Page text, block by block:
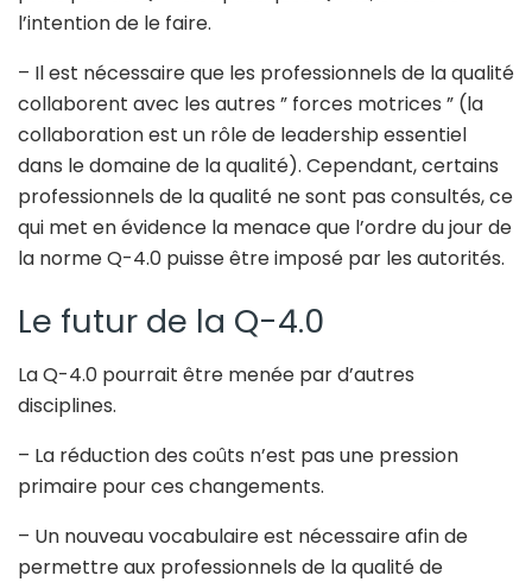
l’intention de le faire.
– Il est nécessaire que les professionnels de la qualité
collaborent avec les autres ” forces motrices ” (la
collaboration est un rôle de leadership essentiel
dans le domaine de la qualité). Cependant, certains
professionnels de la qualité ne sont pas consultés, ce
qui met en évidence la menace que l’ordre du jour de
la norme Q-4.0 puisse être imposé par les autorités.
Le futur de la Q-4.0
La Q-4.0 pourrait être menée par d’autres
disciplines.
– La réduction des coûts n’est pas une pression
primaire pour ces changements.
– Un nouveau vocabulaire est nécessaire afin de
permettre aux professionnels de la qualité de